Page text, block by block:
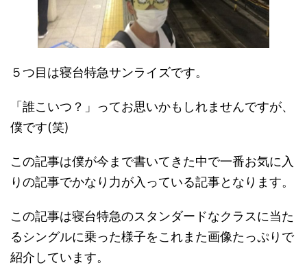
５つ目は寝台特急サンライズです。
「誰こいつ？」ってお思いかもしれませんですが、
僕です(笑)
この記事は僕が今まで書いてきた中で一番お気に入
りの記事でかなり力が入っている記事となります。
この記事は寝台特急のスタンダードなクラスに当た
るシングルに乗った様子をこれまた画像たっぷりで
紹介しています。